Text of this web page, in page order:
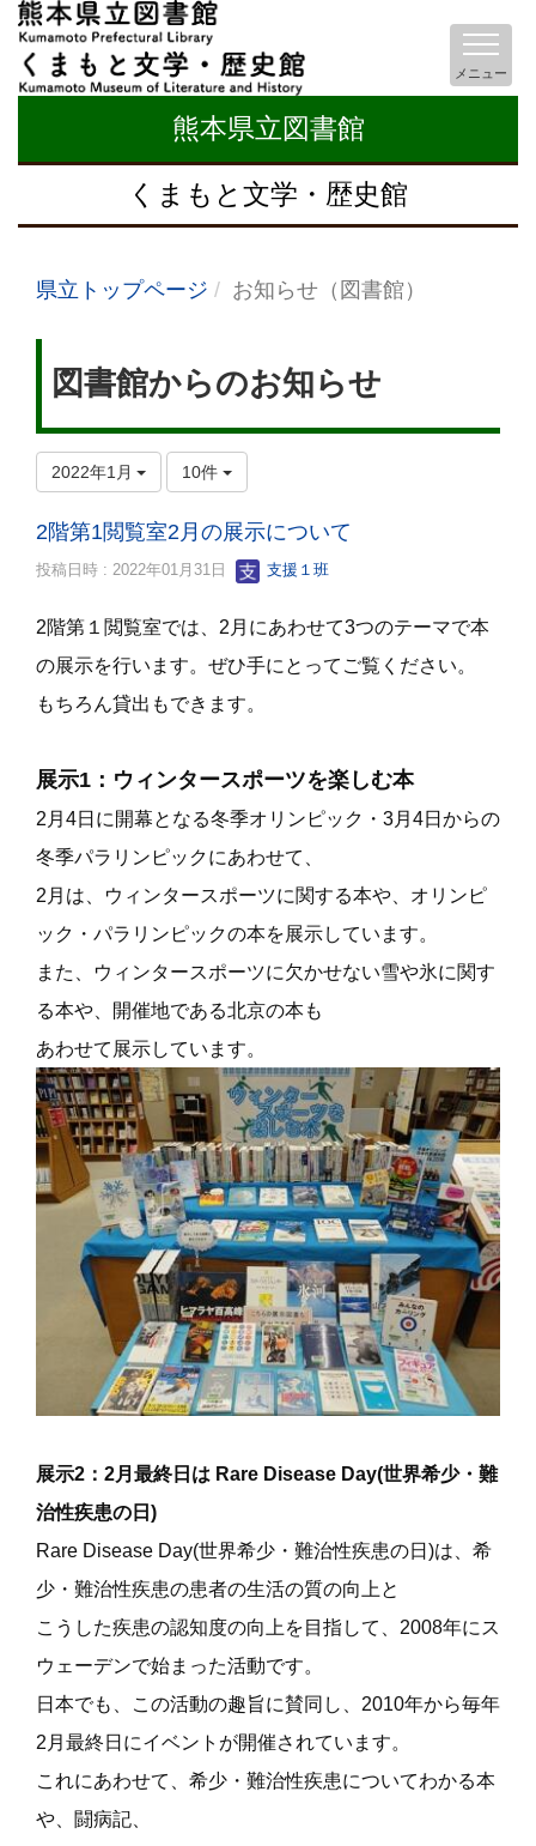
熊本県立図書館
くまもと文学・歴史館
メニュー
県立トップページ お知らせ（図書館）
図書館からのお知らせ
2022年1月 10件
2階第1閲覧室2月の展示について
投稿日時 : 2022年01月31日 支援１班
2階第１閲覧室では、2月にあわせて3つのテーマで本
の展示を行います。ぜひ手にとってご覧ください。
もちろん貸出もできます。
展示1：ウィンタースポーツを楽しむ本
2月4日に開幕となる冬季オリンピック・3月4日からの
冬季パラリンピックにあわせて、
2月は、ウィンタースポーツに関する本や、オリンピ
ック・パラリンピックの本を展示しています。
また、ウィンタースポーツに欠かせない雪や氷に関す
る本や、開催地である北京の本も
あわせて展示しています。
展示2：2月最終日は Rare Disease Day(世界希少・難
治性疾患の日)
Rare Disease Day(世界希少・難治性疾患の日)は、希
少・難治性疾患の患者の生活の質の向上と
こうした疾患の認知度の向上を目指して、2008年にス
ウェーデンで始まった活動です。
日本でも、この活動の趣旨に賛同し、2010年から毎年
2月最終日にイベントが開催されています。
これにあわせて、希少・難治性疾患についてわかる本
や、闘病記、